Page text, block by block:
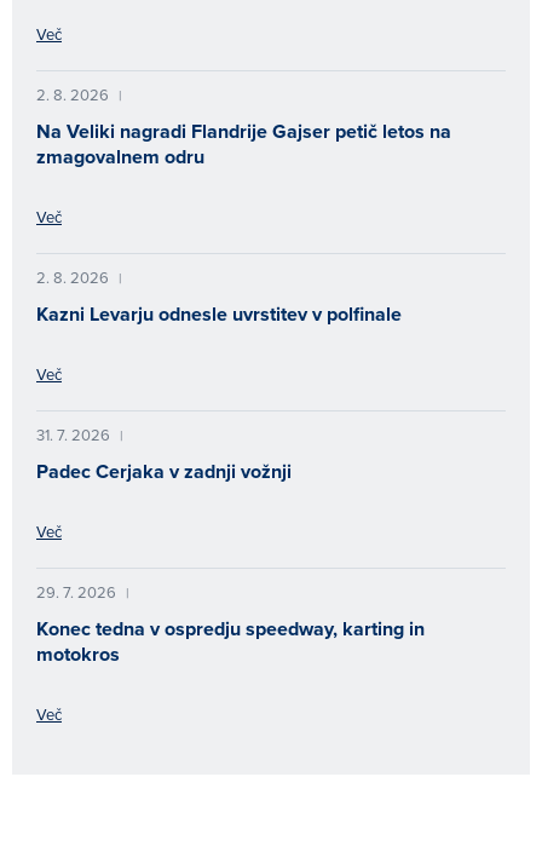
Več
2. 8. 2026 |
Na Veliki nagradi Flandrije Gajser petič letos na
zmagovalnem odru
Več
2. 8. 2026 |
Kazni Levarju odnesle uvrstitev v polfinale
Več
31. 7. 2026 |
Padec Cerjaka v zadnji vožnji
Več
29. 7. 2026 |
Konec tedna v ospredju speedway, karting in
motokros
Več